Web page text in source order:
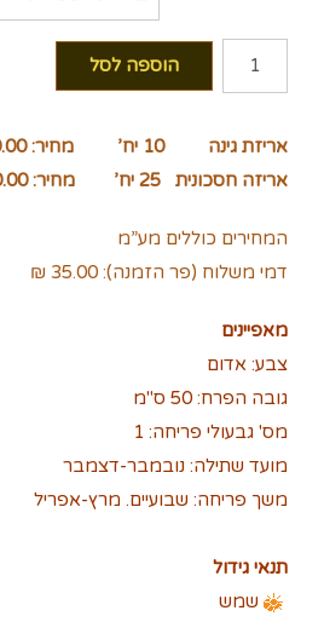
כמות
של
אדום
הוספה לסל
אריזת גינה 10 יח’ מחיר: 30.00 ₪
אריזה חסכונית 25 יח’ מחיר: 60.00 ₪
המחירים כוללים מע”מ
דמי משלוח (פר הזמנה): 35.00 ₪
מאפיינים
צבע: אדום
גובה הפרח: 50 ס"מ
מס' גבעולי פריחה: 1
מועד שתילה: נובמבר-דצמבר
משך פריחה: שבועיים. מרץ-אפריל
תנאי גידול
שמש